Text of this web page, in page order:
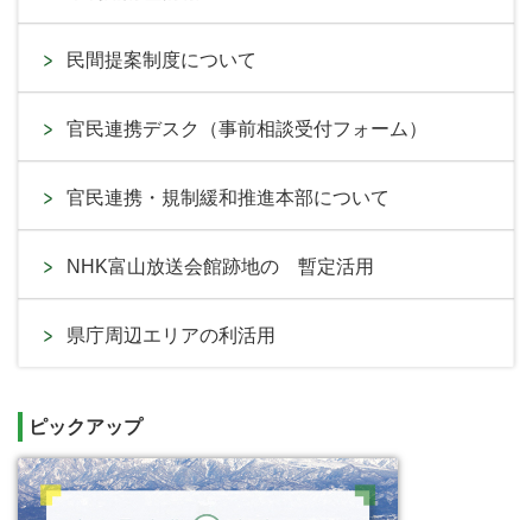
民間提案制度について
官民連携デスク（事前相談受付フォーム）
官民連携・規制緩和推進本部について
NHK富山放送会館跡地の 暫定活用
県庁周辺エリアの利活用
ピックアップ